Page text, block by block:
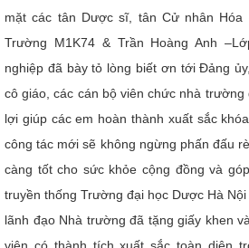
mặt các tân Dược sĩ, tân Cử nhân Hóa
Trường M1K74 & Trần Hoàng Anh
nghiệp đã bày tỏ lòng biết ơn tới Đảng
cô giáo, các cán bộ viên chức nhà trường
lợi giúp các em hoàn thành xuất sắc
công tác mới sẽ không ngừng phấn đấu
càng tốt cho sức khỏe cộng đồng và
truyền thống Trường đại học Dược Hà Nội
lãnh đạo Nhà trường đã tặng giấy khen
viên có thành tích xuất sắc toàn diện